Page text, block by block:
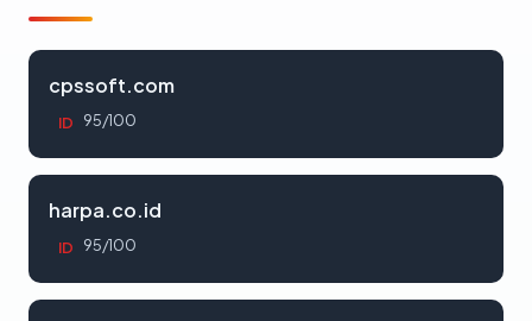
cpssoft.com
ID 95/100
harpa.co.id
ID 95/100